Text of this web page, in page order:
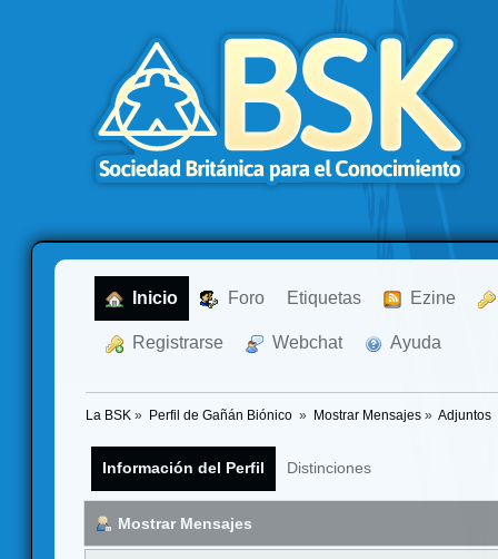
Inicio Foro Etiquetas Ezine
Registrarse Webchat Ayuda
La BSK » Perfil de Gañán Biónico » Mostrar Mensajes» Adjuntos
Información del Perfil Distinciones
Mostrar Mensajes